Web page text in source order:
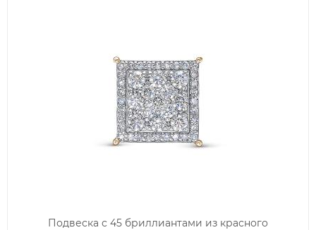
Подвеска с 45 бриллиантами из красного